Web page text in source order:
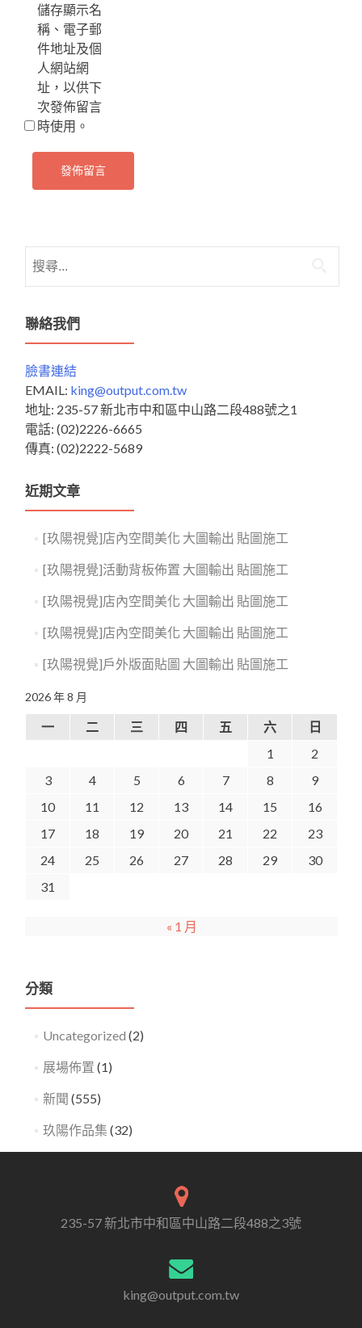
儲存顯示名
稱、電子郵
件地址及個
人網站網
址，以供下
次發佈留言
時使用。
尋
鍵
字:
聯絡我們
臉書連結
EMAIL: king@output.com.tw
地址: 235-57 新北市中和區中山路二段488號之1
電話: (02)2226-6665
傳真: (02)2222-5689
近期文章
[玖陽視覺]店內空間美化 大圖輸出 貼圖施工
[玖陽視覺]活動背板佈置 大圖輸出 貼圖施工
[玖陽視覺]店內空間美化 大圖輸出 貼圖施工
[玖陽視覺]店內空間美化 大圖輸出 貼圖施工
[玖陽視覺]戶外版面貼圖 大圖輸出 貼圖施工
2026 年 8 月
一 二 三 四 五 六
日
1
2
3
4 5 6 7 8
9
10
11 12 13 14 15
16
17
18 19 20 21 22
23
24
25 26 27 28 29
30
31
« 1 月
分類
Uncategorized (2)
展場佈置 (1)
新聞 (555)
玖陽作品集 (32)
235-57 新北市中和區中山路二段488之3號
king@output.com.tw